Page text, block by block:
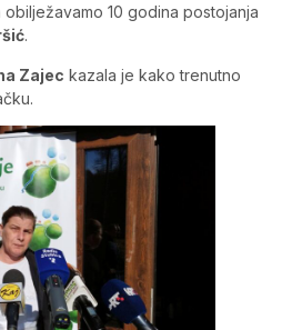
10 godina postojanja
.
Zajec kazala je kako trenutno